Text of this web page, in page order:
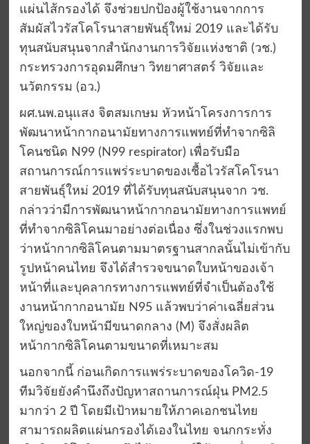
แผ่นไส้กรองได้ จึงช่วยปกป้องผู้ใช้งานจากการ
สัมผัสไวรัสโคโรนาสายพันธุ์ใหม่ 2019 และได้รับ
ทุนสนับสนุนจากสำนักงานการวิจัยแห่งชาติ (วช.)
กระทรวงการอุดมศึกษา วิทยาศาสตร์ วิจัยและ
นวัตกรรม (อว.)
ผศ.นพ.อนุแสง จิตสมเกษม หัวหน้าโครงการการ
พัฒนาหน้ากากอนามัยทางการแพทย์ที่ทำจากซิลิ
โคนชนิด N99 (N99 respirator) เพื่อรับมือ
สถานการณ์การแพร่ระบาดของเชื้อไวรัสโคโรนา
สายพันธุ์ใหม่ 2019 ที่ได้รับทุนสนับสนุนจาก วช.
กล่าวว่ามีการพัฒนาหน้ากากอนามัยทางการแพทย์
ที่ทำจากซิลิโคนมาอย่างต่อเนื่อง ซึ่งในช่วงแรกพบ
ว่าหน้ากากซิลิโคนตามมาตรฐานสากลนั้นไม่เข้ากับ
รูปหน้าคนไทย จึงได้สำรวจขนาดใบหน้าของเจ้า
หน้าที่และบุคลากรทางการแพทย์ที่จำเป็นต้องใช้
งานหน้ากากอนามัย N95 แล้วพบว่าค่าเฉลี่ยส่วน
ใหญ่ของใบหน้ามีขนาดกลาง (M) จึงสั่งผลิต
หน้ากากซิลิโคนตามขนาดที่เหมาะสม
นอกจากนี้ ก่อนเกิดการแพร่ระบาดของโควิด-19
ทีมวิจัยยังคำนึงถึงปัญหาสถานการณ์ฝุ่น PM2.5
มากว่า 2 ปี โดยมีเป้าหมายให้ภาคเอกชนไทย
สามารถผลิตแผ่นกรองได้เองในไทย จนกกระทั่ง